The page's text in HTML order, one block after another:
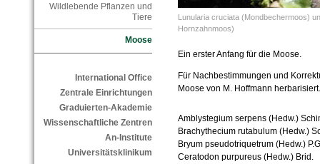
Wildlebende Pflanzen und
Tiere
Moose
International Office
Zentrale Einrichtungen
Graduierten-Akademie
Wissenschaftliche Zentren
An-Institute
Universitätsklinikum
Lunularia cruciata (Mondbechermoos)
Hornzahnmoos)
Ein erster Anfang für die Moose.
Für Nachbestimmungen und
Moose von M. Hoffmann herbarisiert.
Amblystegium serpens (Hedw.)
Brachythecium rutabulum (Hedw.)
Bryum pseudotriquetrum (Hedw.)
Ceratodon purpureus (Hedw.) Brid.